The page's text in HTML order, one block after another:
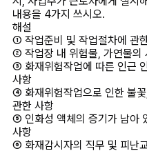
내용을 4가지 쓰시오.
해설
① 작업준비 및 작업절차에 관
② 작업장 내 위험물, 가연물의
③ 화재위험작업에 따른 인근
사항
④ 화재위험작업으로 인한 불
관한 사항
⑤ 인화성 액체의 증기가 남아
사항
⑥ 화재감시자의 직무 및 피난